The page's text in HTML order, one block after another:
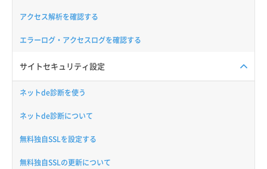
アクセス解析を確認する
エラーログ・アクセスログを確認する
サイトセキュリティ設定
ネットde診断を使う
ネットde診断について
無料独自SSLを設定する
無料独自SSLの更新について